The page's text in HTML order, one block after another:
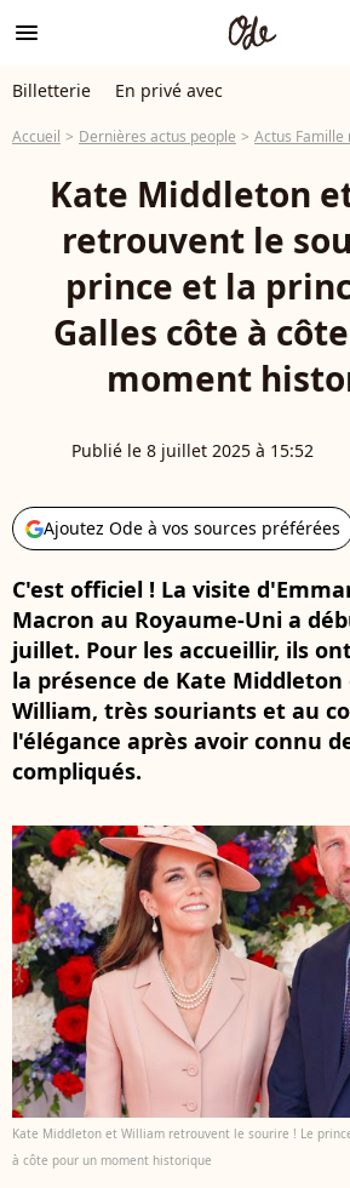
menu
Billetterie En privé avec
Accueil Dernières actus people Actus Famille
Kate Middleton
retrouvent le
prince et la
Galles côte à
moment
Publié le 8 juillet 2025 à 15:52
Ajoutez Ode à vos sources préférées
C'est officiel ! La visite
Macron au Royaume-Uni a
juillet. Pour les accueillir, ils
la présence de Kate
William, très souriants et au
l'élégance après avoir connu
compliqués.
Kate Middleton et William retrouvent le sourire ! Le
à côte pour un moment historique